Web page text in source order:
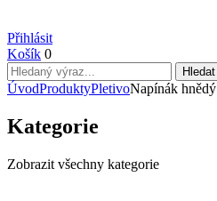
Přihlásit
Košík 0
ÚvodProduktyPletivoNapínák hnědý
Kategorie
Zobrazit všechny kategorie